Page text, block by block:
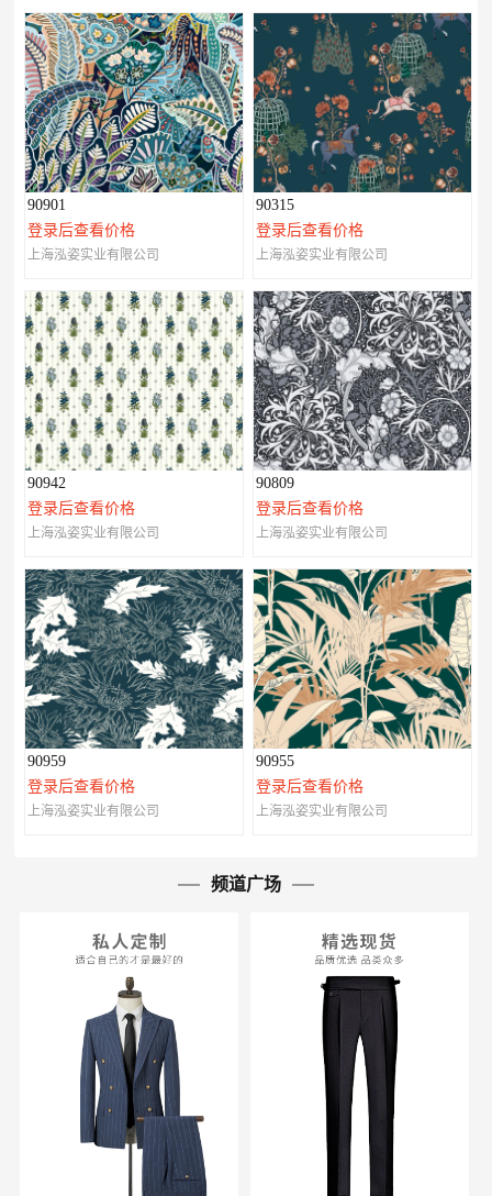
90901
登录后查看价格
上海泓姿实业有限公司
90315
登录后查看价格
上海泓姿实业有限公司
90942
登录后查看价格
上海泓姿实业有限公司
90809
登录后查看价格
上海泓姿实业有限公司
90959
登录后查看价格
上海泓姿实业有限公司
90955
登录后查看价格
上海泓姿实业有限公司
频道广场